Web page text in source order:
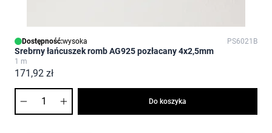
Dostępność:wysoka PS6021B
Srebrny łańcuszek romb AG925 pozłacany 4x2,5mm
1 m
171,92 zł
Do koszyka